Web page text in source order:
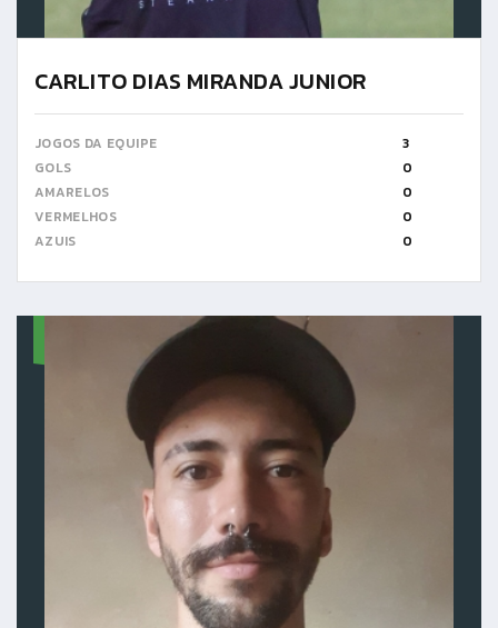
CARLITO DIAS MIRANDA JUNIOR
JOGOS DA EQUIPE
3
GOLS
0
AMARELOS
0
VERMELHOS
0
AZUIS
0